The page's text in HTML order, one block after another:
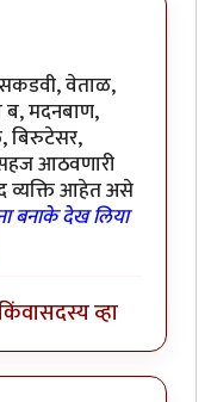
वेताळ,
ब, मदनबाण,
बिरुटेसर,
आठवणारी
व्यक्ति आहेत असे
बनाके देख लिया
सदस्य व्हा